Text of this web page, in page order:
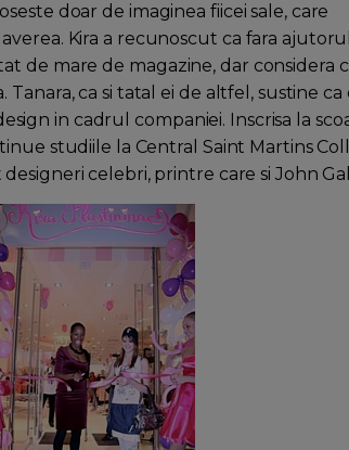
doar de imaginea fiicei sale, care
Kira a recunoscut ca fara ajutorul
de mare de magazine, dar considera
ca si tatal ei de altfel, sustine ca
in cadrul companiei. Inscrisa la
studiile la Central Saint Martins
celebri, printre care si John